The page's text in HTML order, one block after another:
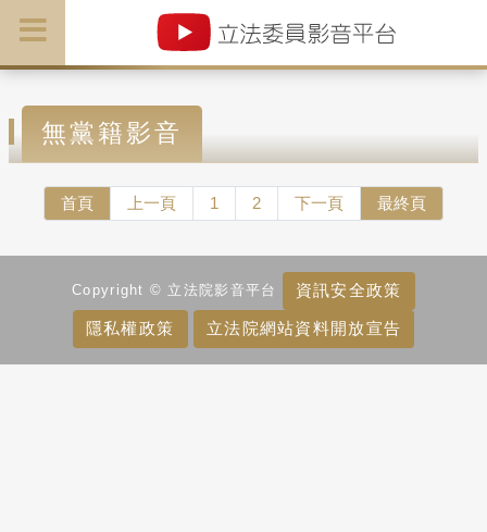
無黨籍影音
首頁 上一頁 1 2 下一頁 最終頁
Copyright © 立法院影音平台 資訊安全政策
隱私權政策 立法院網站資料開放宣告